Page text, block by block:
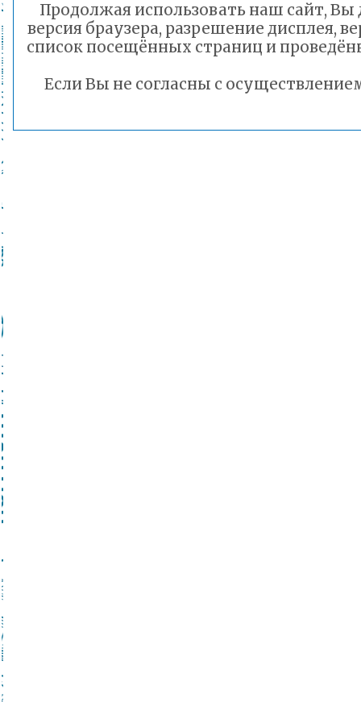
Продолжая использовать наш сайт, Вы
версия браузера, разрешение дисплея,
список посещённых страниц и
Если Вы не согласны с